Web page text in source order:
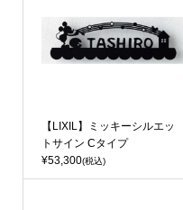
【LIXIL】ミッキーシルエッ
トサイン Cタイプ
¥53,300(税込)